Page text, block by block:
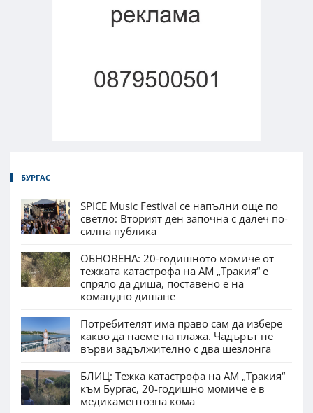
БУРГАС
SPICE Music Festival се напълни още по
светло: Вторият ден започна с далеч по-
силна публика
ОБНОВЕНА: 20-годишното момиче от
тежката катастрофа на АМ „Тракия“ е
спряло да диша, поставено е на
командно дишане
Потребителят има право сам да избере
какво да наеме на плажа. Чадърът не
върви задължително с два шезлонга
БЛИЦ: Тежка катастрофа на АМ „Тракия“
към Бургас, 20-годишно момиче е в
медикаментозна кома